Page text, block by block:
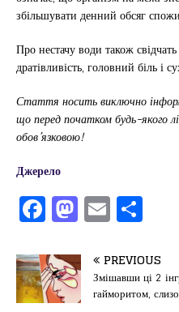
збільшувати денний обсяг
Про нестачу води також свідчать
дратівливість, головний біль і
Стаття носить виключно
що перед початком будь-якого
обов’язковою!
Джерело
F
a
c
e
M
a
st
o
E
m
ai
l
іл
и
PREVIOUS
Змішавши ці 2
гайморитом,